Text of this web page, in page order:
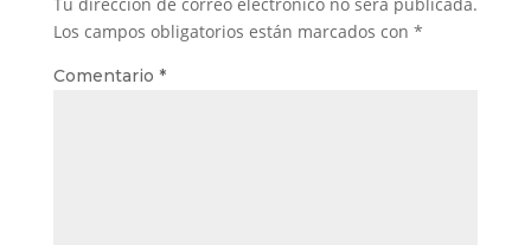
Los campos obligatorios están marcados con *
Comentario *